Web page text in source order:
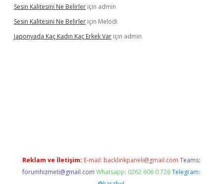
Sesin Kalitesini Ne Belirler için admin
Sesin Kalitesini Ne Belirler için Melodi
Japonyada Kaç Kadın Kaç Erkek Var için admin
Reklam ve İletişim: E-mail: backlinkpaneli@gmail.com Teams:
forumhizmeti@gmail.com Whatsapp: 0262 606 0 726 Telegram: